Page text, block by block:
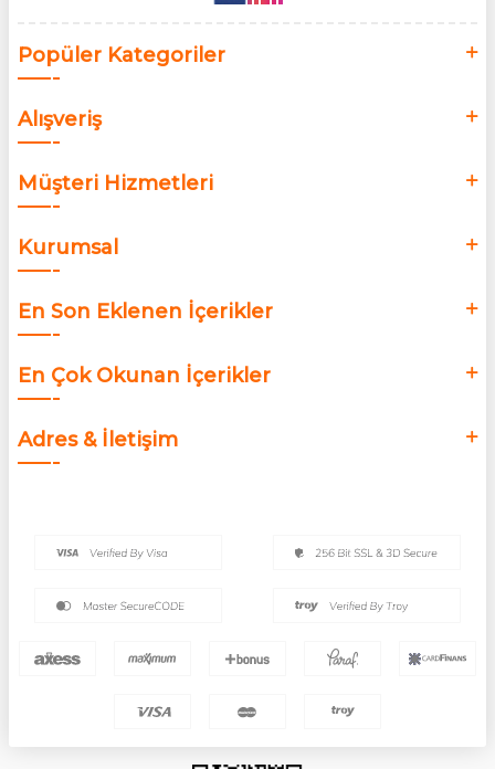
Popüler Kategoriler
Alışveriş
Müşteri Hizmetleri
Kurumsal
En Son Eklenen İçerikler
En Çok Okunan İçerikler
Adres & İletişim